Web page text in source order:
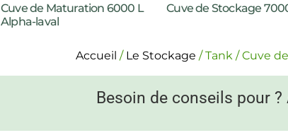
Cuve de Maturation 6000 L
Alpha-laval
Cuve de Stockage
Accueil / Le Stockage / Tank / Cuve
Besoin de conseils pour ?